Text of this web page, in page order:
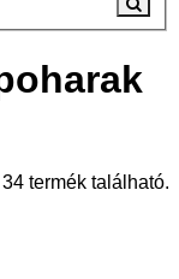
termék található.